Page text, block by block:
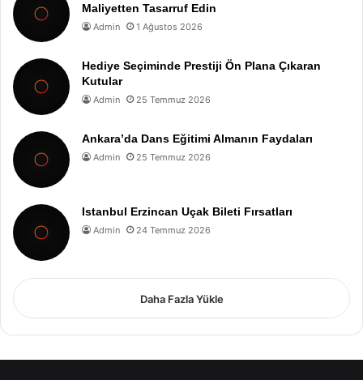
Maliyetten Tasarruf Edin
Admin 1 Ağustos 2026
Hediye Seçiminde Prestiji Ön Plana Çıkaran
Kutular
Admin 25 Temmuz 2026
Ankara’da Dans Eğitimi Almanın Faydaları
Admin 25 Temmuz 2026
Istanbul Erzincan Uçak Bileti Fırsatları
Admin 24 Temmuz 2026
Daha Fazla Yükle